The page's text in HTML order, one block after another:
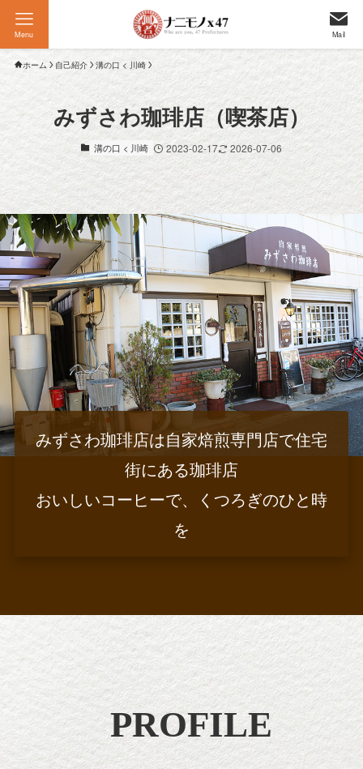
Mail
Menu
ホーム 自己紹介 溝の口 < 川崎
みずさわ珈琲店（喫茶店）
溝の口 < 川崎 2023-02-17 2026-07-06
みずさわ珈琲店は自家焙煎専門店で住宅
街にある珈琲店
おいしいコーヒーで、くつろぎのひと時
を
PROFILE